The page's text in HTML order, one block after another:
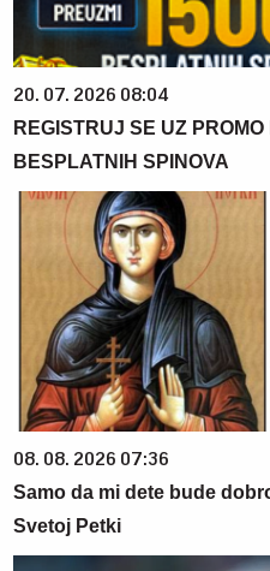
20. 07. 2026 08:04
REGISTRUJ SE UZ
BESPLATNIH SPINOVA
08. 08. 2026 07:36
Samo da mi dete bude
Svetoj Petki